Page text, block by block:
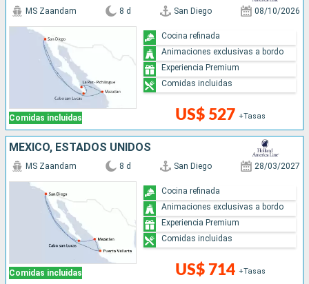
Comidas incluidas
MS Zaandam 8 d San Diego 08/10/2026
US$ 527 +Tasas
Cocina refinada
Animaciones exclusivas a bordo
Experiencia Premium
Comidas incluidas
MÉXICO, ESTADOS UNIDOS
Comidas incluidas
MS Zaandam 8 d San Diego 28/03/2027
US$ 714 +Tasas
Cocina refinada
Animaciones exclusivas a bordo
Experiencia Premium
Comidas incluidas